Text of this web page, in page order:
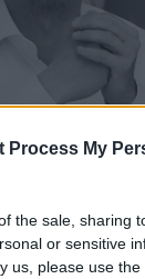
Process My
the sale, sharing
or sensitive
us, please use